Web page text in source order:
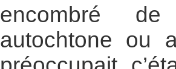
encombré
autochtone ou